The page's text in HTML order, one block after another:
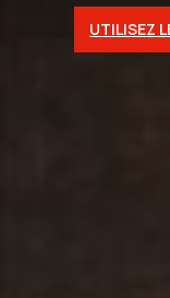
UTILISEZ